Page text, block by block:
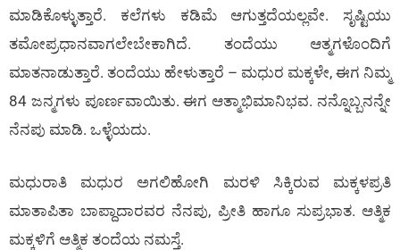
ಮಾಡಿಕೊಳ್ಳುತ್ತಾರೆ. ಕಲೆಗಳು ಕಡಿಮೆ ಆಗುತ್ತದೆಯಲ್ಲವೇ. ಸೃಷ್ಟಿಯು
ತಮೋಪ್ರಧಾನವಾಗಲೇಬೇಕಾಗಿದೆ. ತಂದೆಯು ಆತ್ಮಗಳೊಂದಿಗೆ
ಮಾತನಾಡುತ್ತಾರೆ. ತಂದೆಯು ಹೇಳುತ್ತಾರೆ – ಮಧುರ ಮಕ್ಕಳೇ, ಈಗ ನಿಮ್ಮ
84 ಜನ್ಮಗಳು ಪೂರ್ಣವಾಯಿತು. ಈಗ ಆತ್ಮಾಭಿಮಾನಿಭವ. ನನ್ನೊಬ್ಬನನ್ನೇ
ನೆನಪು ಮಾಡಿ. ಒಳ್ಳೆಯದು.
ಮಧುರಾತಿ ಮಧುರ ಅಗಲಿಹೋಗಿ ಮರಳಿ ಸಿಕ್ಕಿರುವ ಮಕ್ಕಳಪ್ರತಿ
ಮಾತಾಪಿತಾ ಬಾಪ್ದಾದಾರವರ ನೆನಪು, ಪ್ರೀತಿ ಹಾಗೂ ಸುಪ್ರಭಾತ. ಆತ್ಮಿಕ
ಮಕ್ಕಳಿಗೆ ಆತ್ಮಿಕ ತಂದೆಯ ನಮಸ್ತೆ.